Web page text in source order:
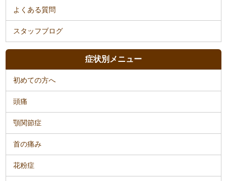
症状別メニュー
初めての方へ
頭痛
顎関節症
首の痛み
花粉症